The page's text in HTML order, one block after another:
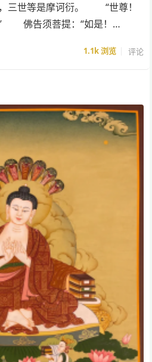
三世等是摩诃衍。 “世尊！
” 佛告须菩提：“如是！…
1.1k浏览 评论